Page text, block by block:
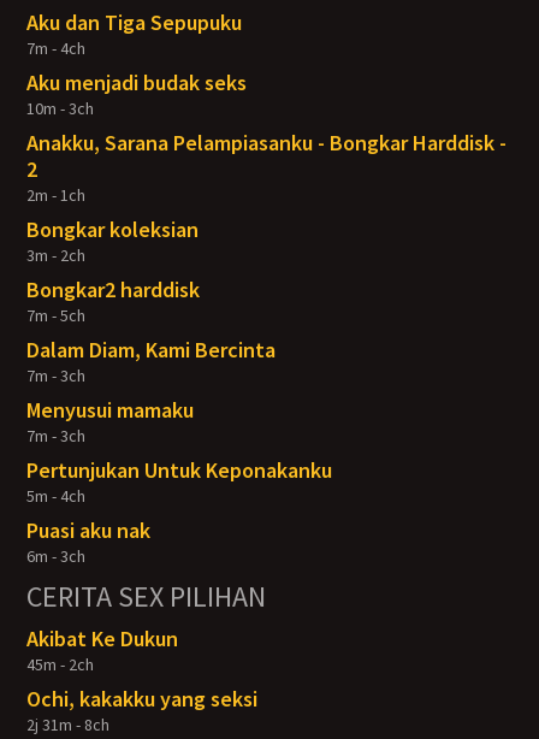
Aku dan Tiga Sepupuku
7m - 4ch
Aku menjadi budak seks
10m - 3ch
Anakku, Sarana Pelampiasanku - Bongkar Harddisk -
2
2m - 1ch
Bongkar koleksian
3m - 2ch
Bongkar2 harddisk
7m - 5ch
Dalam Diam, Kami Bercinta
7m - 3ch
Menyusui mamaku
7m - 3ch
Pertunjukan Untuk Keponakanku
5m - 4ch
Puasi aku nak
6m - 3ch
CERITA SEX PILIHAN
Akibat Ke Dukun
45m - 2ch
Ochi, kakakku yang seksi
2j 31m - 8ch